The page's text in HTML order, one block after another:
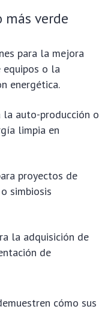
verde
para la mejora
equipos o la
energética.
la auto-producción o
limpia en
proyectos de
simbiosis
la adquisición de
de
cómo sus